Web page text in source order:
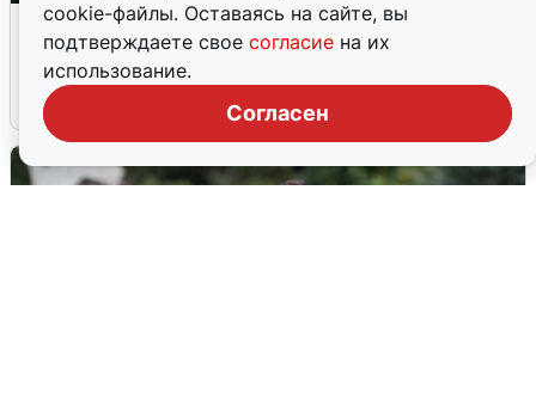
cookie-файлы. Оставаясь на сайте, вы
подтверждаете свое согласие на их
использование.
Согласен
Ночная атака БПЛА на Ярославль:
попадания и последствия
6 августа